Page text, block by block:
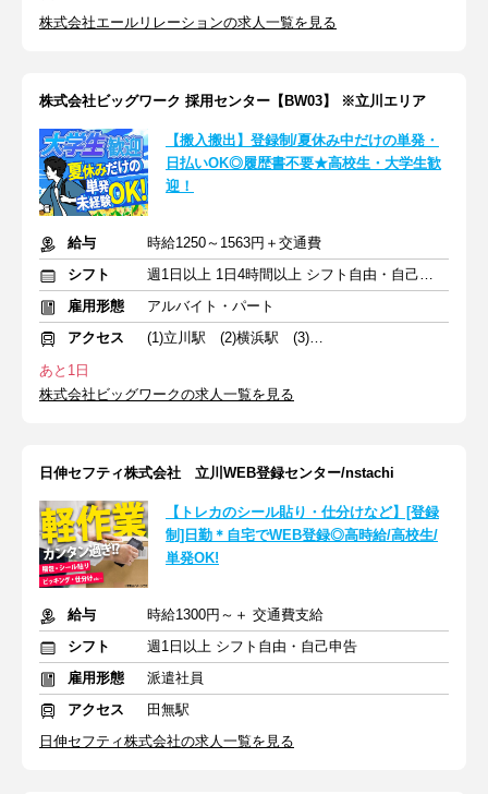
株式会社エールリレーションの求人一覧を見る
株式会社ビッグワーク 採用センター【BW03】 ※立川エリア
【搬入搬出】登録制/夏休み中だけの単発・
日払いOK◎履歴書不要★高校生・大学生歓
迎！
給与
時給1250～1563円＋交通費
シフト
週1日以上 1日4時間以上 シフト自由・自己申告
雇用形態
アルバイト・パート
アクセス
(1)立川駅 (2)横浜駅 (3)池袋駅
あと1日
株式会社ビッグワークの求人一覧を見る
日伸セフティ株式会社 立川WEB登録センター/nstachi
【トレカのシール貼り・仕分けなど】[登録
制]日勤＊自宅でWEB登録◎高時給/高校生/
単発OK!
給与
時給1300円～＋ 交通費支給
シフト
週1日以上 シフト自由・自己申告
雇用形態
派遣社員
アクセス
田無駅
日伸セフティ株式会社の求人一覧を見る